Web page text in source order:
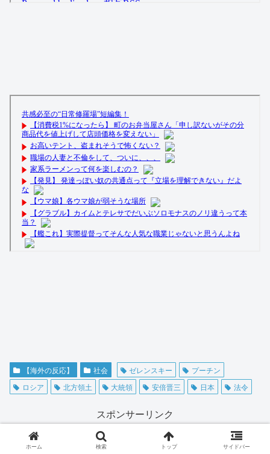
【海外の反応】 社会 ゼレンスキー
プーチン
ロシア
北方領土 大統領 安倍晋三 日本 法令
スポンサーリンク
ホーム 検索 トップ サイドバー